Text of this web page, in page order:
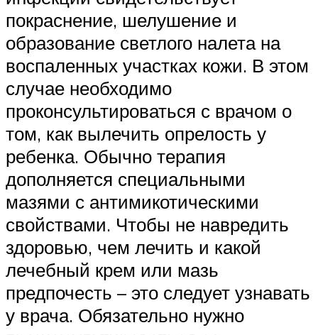
покраснение, шелушение и
образование светлого налета на
воспаленных участках кожи. В этом
случае необходимо
проконсультироваться с врачом о
том, как вылечить опрелость у
ребенка. Обычно терапия
дополняется специальными
мазями с антимикотическими
свойствами. Чтобы не навредить
здоровью, чем лечить и какой
лечебный крем или мазь
предпочесть – это следует узнавать
у врача. Обязательно нужно